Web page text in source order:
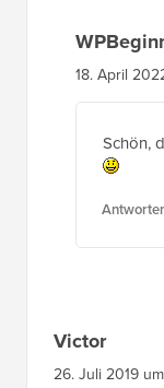
18. April
Schön,
Victor